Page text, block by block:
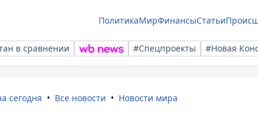
ПолитикаМирФинансыСтатьи
в сравнении #Спецпроекты #Новая
сегодня Все новости Новости мира